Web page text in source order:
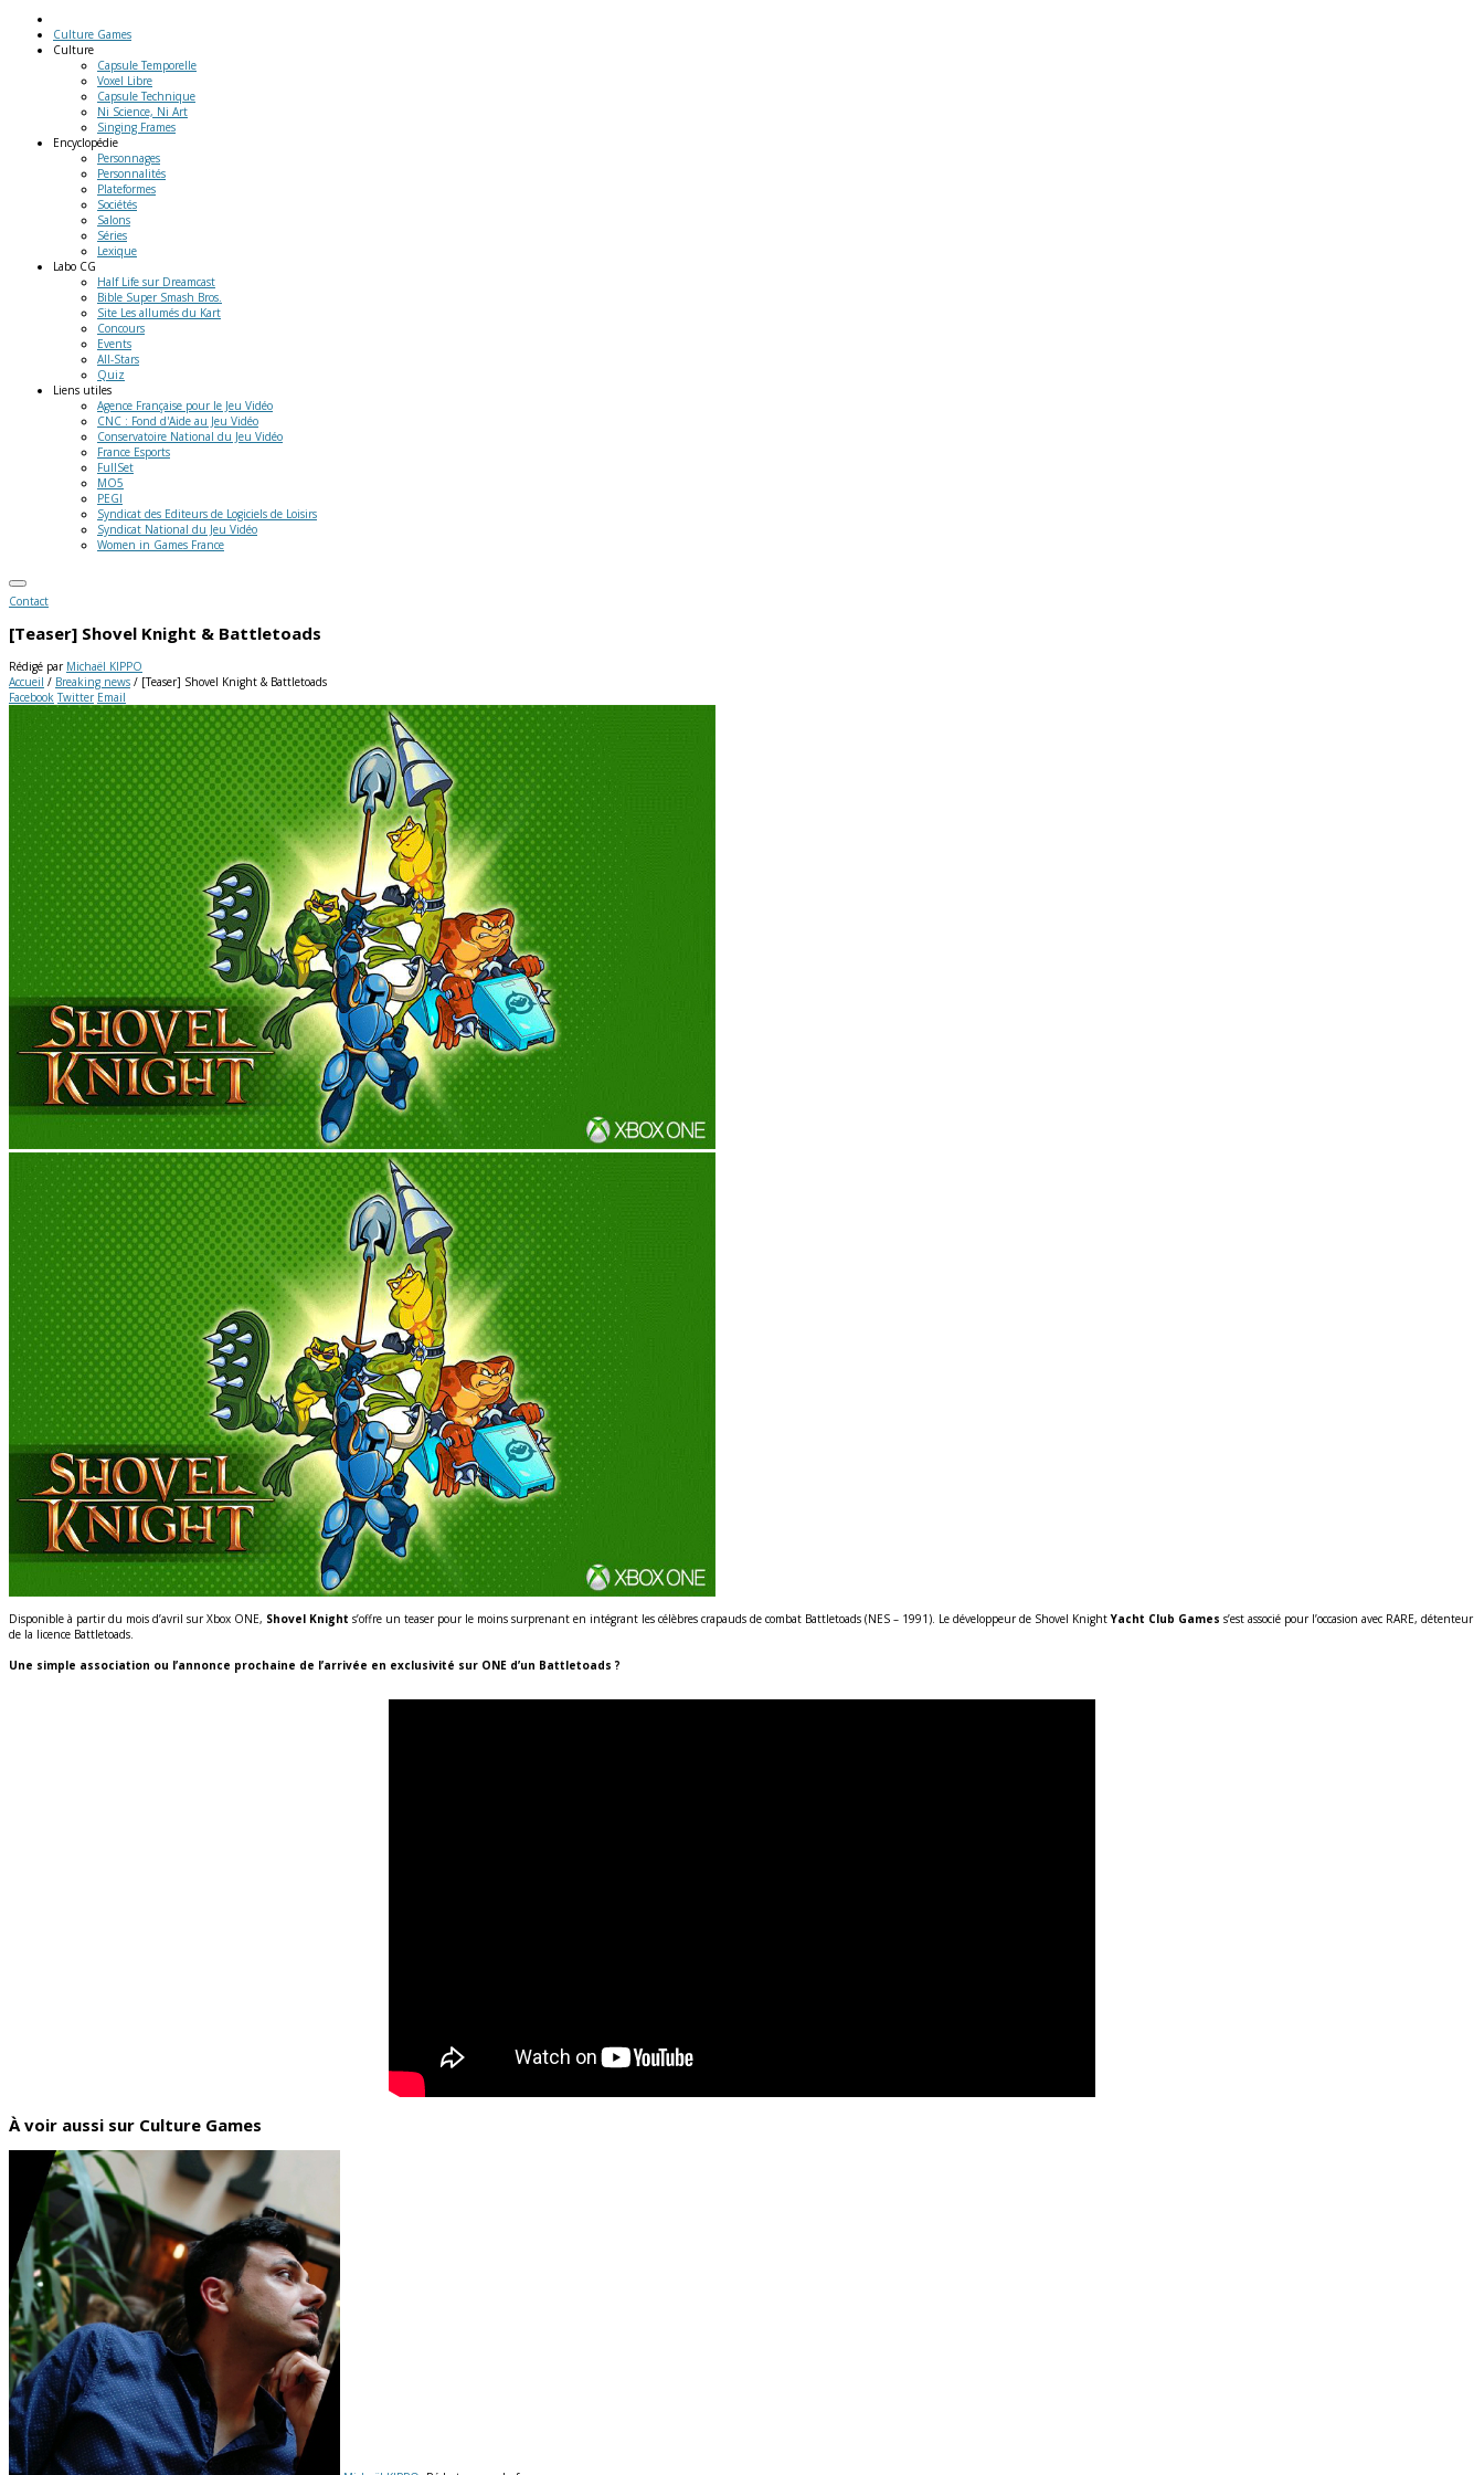
Culture Games
Culture
Capsule Temporelle
Voxel Libre
Capsule Technique
Ni Science, Ni Art
Singing Frames
Encyclopédie
Personnages
Personnalités
Plateformes
Sociétés
Salons
Séries
Lexique
Labo CG
Half Life sur Dreamcast
Bible Super Smash Bros.
Site Les allumés du Kart
Concours
Events
All-Stars
Quiz
Liens utiles
Agence Française pour le Jeu Vidéo
CNC : Fond d'Aide au Jeu Vidéo
Conservatoire National du Jeu Vidéo
France Esports
FullSet
MO5
PEGI
Syndicat des Editeurs de Logiciels de Loisirs
Syndicat National du Jeu Vidéo
Women in Games France
Contact
[Teaser] Shovel Knight & Battletoads
Rédigé par Michaël KIPPO
Accueil / Breaking news / [Teaser] Shovel Knight & Battletoads
Facebook Twitter Email
Disponible à partir du mois d’avril sur Xbox ONE, Shovel Knight s’offre un teaser pour le moins surprenant en intégrant les célèbres crapauds de combat Battletoads (NES – 1991). Le développeur de Shovel KnightYacht Club Games s’est associé pour l’occasion avec RARE, détenteur
de la licence Battletoads.
Une simple association ou l’annonce prochaine de l’arrivée en exclusivité sur ONE d’un Battletoads ?
À voir aussi sur Culture Games